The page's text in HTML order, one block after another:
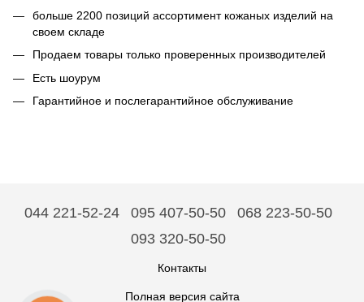
больше 2200 позиций ассортимент кожаных изделий на
своем складе
Продаем товары только проверенных производителей
Есть шоурум
Гарантийное и послегарантийное обслуживание
044 221-52-24 095 407-50-50
068 223-50-50
093 320-50-50
Контакты
Полная версия сайта